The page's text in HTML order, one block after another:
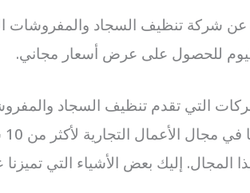
شركة تنظيف السجاد والمفروشات
اليوم للحصول على عرض أسعار مجاني.
التي تقدم تنظيف السجاد
المجال. إليك بعض الأشياء التي